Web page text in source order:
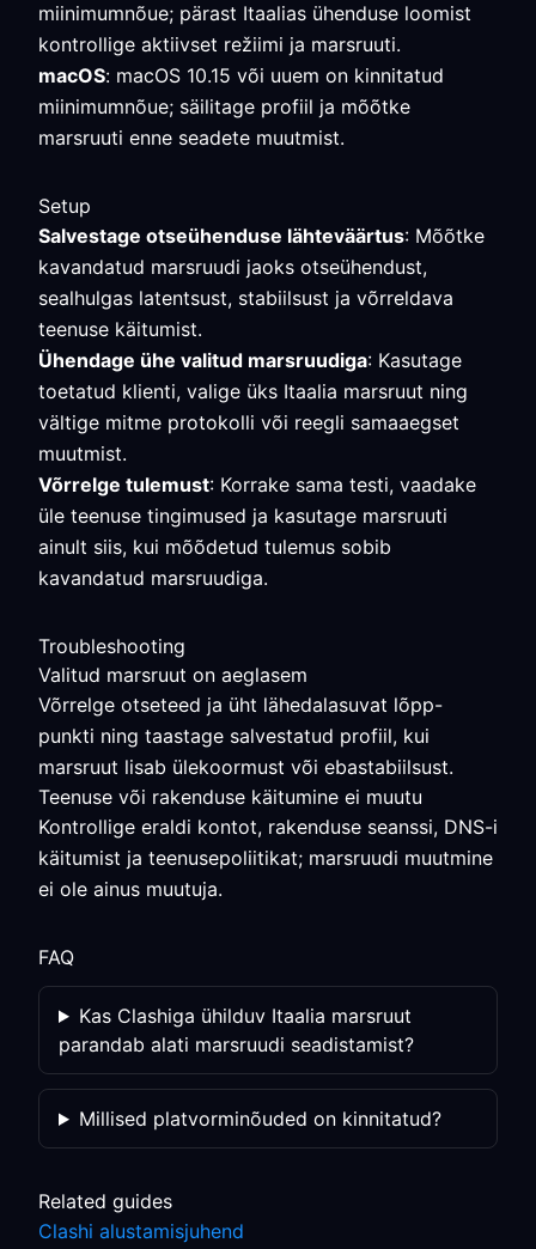
miinimumnõue; pärast Itaalias ühenduse loomist
kontrollige aktiivset režiimi ja marsruuti.
macOS: macOS 10.15 või uuem on kinnitatud
miinimumnõue; säilitage profiil ja mõõtke
marsruuti enne seadete muutmist.
Setup
Salvestage otseühenduse lähteväärtus: Mõõtke
kavandatud marsruudi jaoks otseühendust,
sealhulgas latentsust, stabiilsust ja võrreldava
teenuse käitumist.
Ühendage ühe valitud marsruudiga: Kasutage
toetatud klienti, valige üks Itaalia marsruut ning
vältige mitme protokolli või reegli samaaegset
muutmist.
Võrrelge tulemust: Korrake sama testi, vaadake
üle teenuse tingimused ja kasutage marsruuti
ainult siis, kui mõõdetud tulemus sobib
kavandatud marsruudiga.
Troubleshooting
Valitud marsruut on aeglasem
Võrrelge otseteed ja üht lähedalasuvat lõpp-
punkti ning taastage salvestatud profiil, kui
marsruut lisab ülekoormust või ebastabiilsust.
Teenuse või rakenduse käitumine ei muutu
Kontrollige eraldi kontot, rakenduse seanssi, DNS-i
käitumist ja teenusepoliitikat; marsruudi muutmine
ei ole ainus muutuja.
FAQ
Kas Clashiga ühilduv Itaalia marsruut
parandab alati marsruudi seadistamist?
Millised platvorminõuded on kinnitatud?
Related guides
Clashi alustamisjuhend